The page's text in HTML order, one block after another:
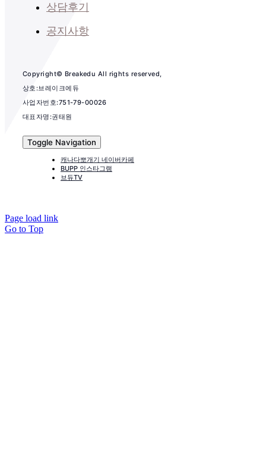
상담후기
공지사항
Copyright© Breakedu All rights reserved,
상호:브레이크에듀
사업자번호:751-79-00026
대표자명:권태원
Toggle Navigation
캐나다뽀개기 네이버카페
BUPP 인스타그램
브듀TV
Page load link
Go to Top